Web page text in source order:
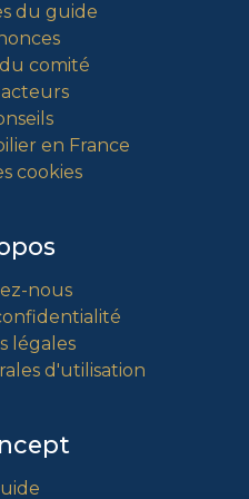
du guide
comité
en France
cookies
nous
légales
d'utilisation